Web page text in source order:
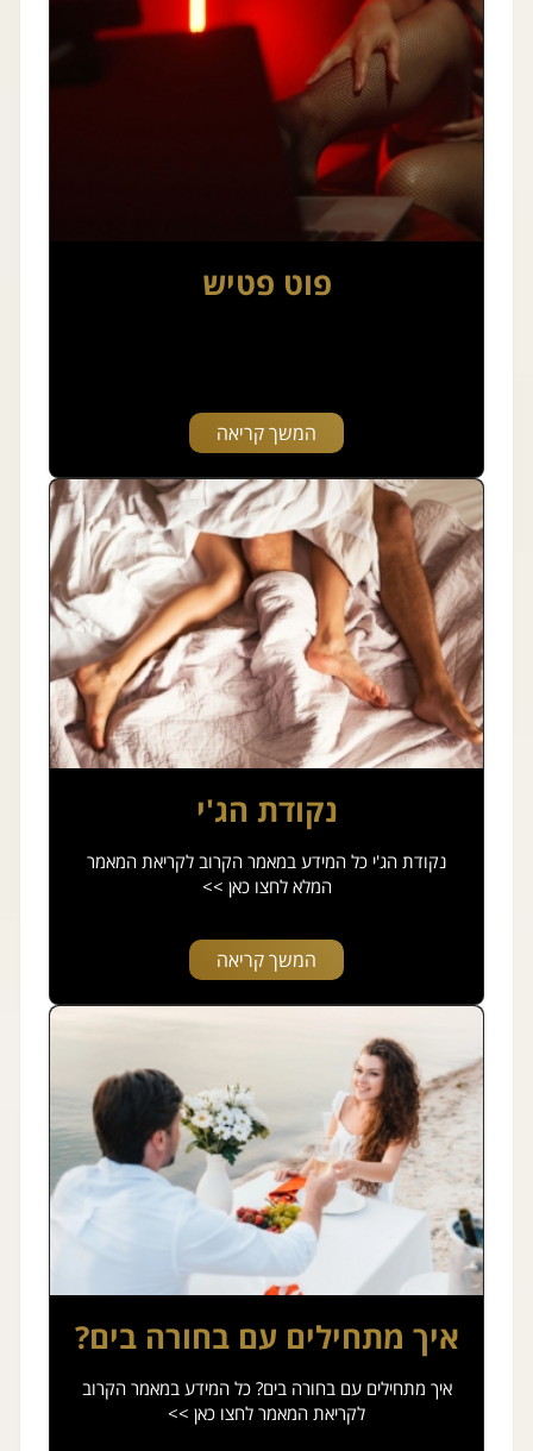
פוט פטיש
המשך קריאה
נקודת הג'י
נקודת הג'י כל המידע במאמר הקרוב לקריאת המאמר
המלא לחצו כאן >>
המשך קריאה
איך מתחילים עם בחורה בים?
איך מתחילים עם בחורה בים? כל המידע במאמר הקרוב
לקריאת המאמר לחצו כאן >>